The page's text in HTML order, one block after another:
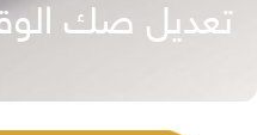
تعديل صك